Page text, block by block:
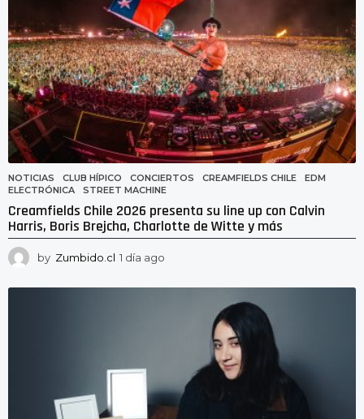
NOTICIAS CLUB HÍPICO ,CONCIERTOS ,CREAMFIELDS CHILE ,EDM
ELECTRÓNICA
,STREET MACHINE
Creamfields Chile 2026 presenta su line up con Calvin
Harris, Boris Brejcha, Charlotte de Witte y más
by Zumbido.cl 1 día ago
í